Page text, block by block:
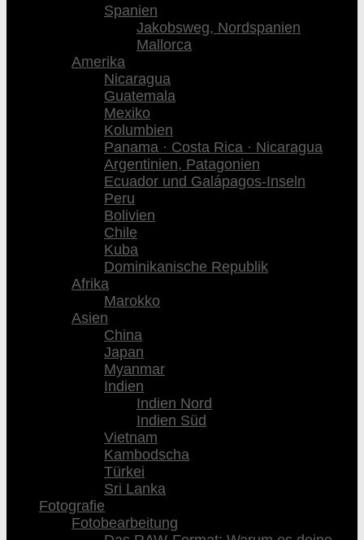
Spanien
Jakobsweg, Nordspanien
Mallorca
Amerika
Nicaragua
Guatemala
Mexiko
Kolumbien
Panama · Costa Rica · Nicaragua
Argentinien, Patagonien
Ecuador und Galápagos-Inseln
Peru
Bolivien
Chile
Kuba
Dominikanische Republik
Afrika
Marokko
Asien
China
Japan
Myanmar
Indien
Indien Nord
Indien Süd
Vietnam
Kambodscha
Türkei
Sri Lanka
Fotografie
Fotobearbeitung